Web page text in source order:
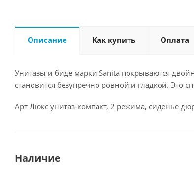
Описание Как купить Оплата
Унитазы и биде марки Sanita покрываются
становится безупречно ровной и гладкой. Это
Арт Люкс унитаз-компакт, 2 режима, сиденье
Наличие